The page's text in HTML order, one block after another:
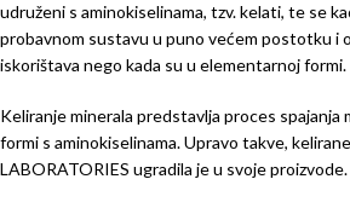
udruženi s aminokiselinama, tzv. kelati, te se
probavnom sustavu u puno većem postotku i
iskorištava nego kada su u elementarnoj formi.
Keliranje minerala predstavlja proces spajanja
formi s aminokiselinama. Upravo takve,
LABORATORIES ugradila je u svoje proizvode.